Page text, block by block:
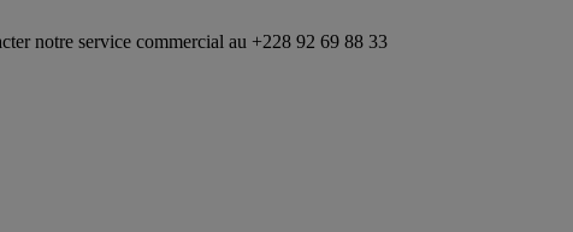
service commercial au +228 92 69 88 33